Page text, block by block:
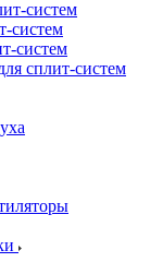
систем
систем
систем
сплит-систем